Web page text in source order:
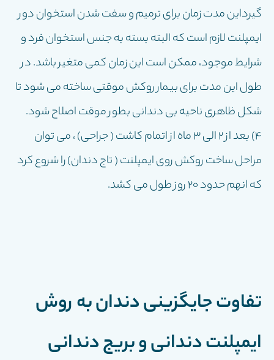
گيرداین مدت زمان برای ترمیم و سفت شدن استخوان دور
ايمپلنت لازم است که البته بسته به جنس استخوان فرد و
شرایط موجود، ممکن است این زمان کمی متغیر باشد. در
طول اين مدت براى بيمار روكش موقتى ساخته مى شود تا
شكل ظاهرى ناحيه بى دندانى بطور موقت اصلاح شود.
٤) بعد از ٢ الى ٣ ماه از اتمام كاشت ( جراحى) ، مى توان
مراحل ساخت روكش روى ايمپلنت ( تاج دندان) را شروع كرد
كه انهم حدود ٢٠ روز طول مى كشد.
تفاوت جايگزينى دندان به روش
ايمپلنت دندانى و بريج دندانى